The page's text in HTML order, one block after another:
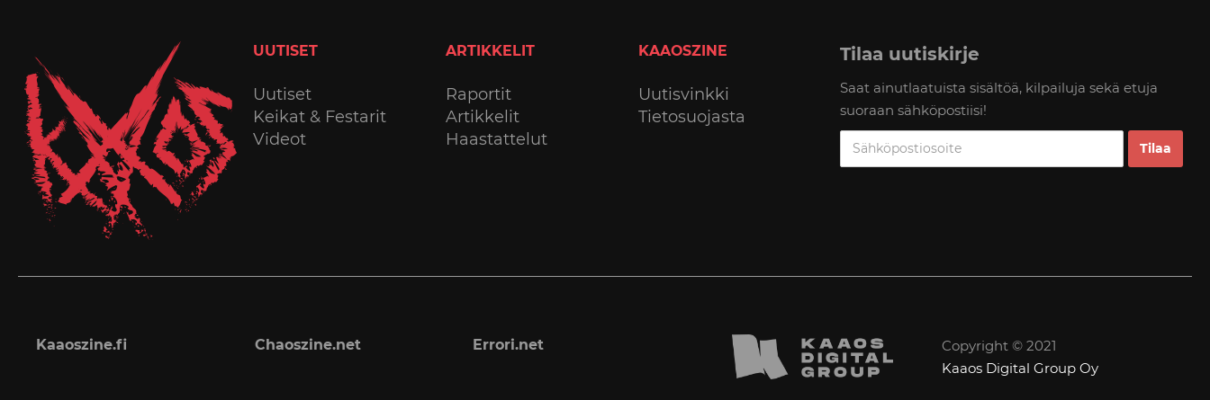
UUTISET
Uutiset
Keikat & Festarit
Videot
ARTIKKELIT
Raportit
Artikkelit
Haastattelut
KAAOSZINE
Uutisvinkki
Tietosuojasta
Tilaa uutiskirje
Saat ainutlaatuista sisältöä, kilpailuja sekä etuja
suoraan sähköpostiisi!
Kaaoszine.fi Chaoszine.net Errori.net
Copyright © 2021
Kaaos Digital Group Oy